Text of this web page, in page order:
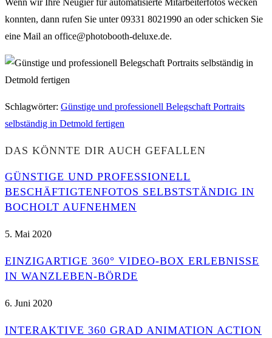
konnten, dann rufen Sie unter 09331 8021990 an oder schicken Sie
eine Mail an office@photobooth-deluxe.de.
Schlagwörter: Günstige und professionell Belegschaft Portraits
selbständig in Detmold fertigen
DAS KÖNNTE DIR AUCH GEFALLEN
GÜNSTIGE UND PROFESSIONELL
BESCHÄFTIGTENFOTOS SELBSTSTÄNDIG IN
BOCHOLT AUFNEHMEN
5. Mai 2020
EINZIGARTIGE 360° VIDEO-BOX ERLEBNISSE
IN WANZLEBEN-BÖRDE
6. Juni 2020
INTERAKTIVE 360 GRAD ANIMATION ACTION